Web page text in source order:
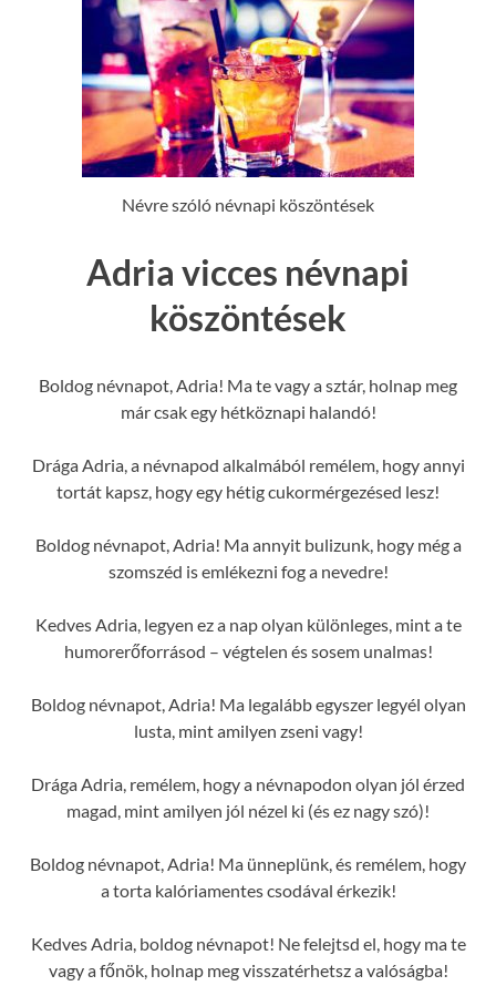
Névre szóló névnapi köszöntések
Adria vicces névnapi
köszöntések
Boldog névnapot, Adria! Ma te vagy a sztár, holnap meg
már csak egy hétköznapi halandó!
Drága Adria, a névnapod alkalmából remélem, hogy annyi
tortát kapsz, hogy egy hétig cukormérgezésed lesz!
Boldog névnapot, Adria! Ma annyit bulizunk, hogy még a
szomszéd is emlékezni fog a nevedre!
Kedves Adria, legyen ez a nap olyan különleges, mint a te
humorerőforrásod – végtelen és sosem unalmas!
Boldog névnapot, Adria! Ma legalább egyszer legyél olyan
lusta, mint amilyen zseni vagy!
Drága Adria, remélem, hogy a névnapodon olyan jól érzed
magad, mint amilyen jól nézel ki (és ez nagy szó)!
Boldog névnapot, Adria! Ma ünneplünk, és remélem, hogy
a torta kalóriamentes csodával érkezik!
Kedves Adria, boldog névnapot! Ne felejtsd el, hogy ma te
vagy a főnök, holnap meg visszatérhetsz a valóságba!